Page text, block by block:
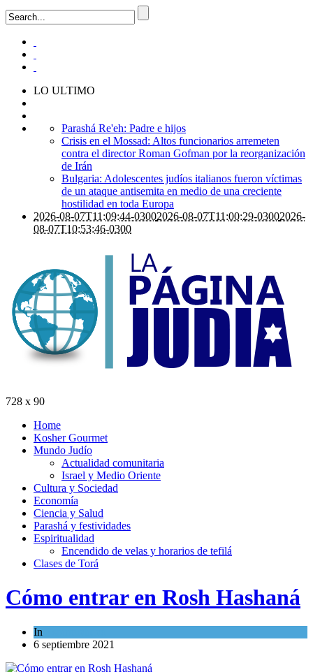
LO ULTIMO
Parashá Re'eh: Padre e hijos
Crisis en el Mossad: Altos funcionarios arremeten
contra el director Roman Gofman por la reorganización
de Irán
Bulgaria: Adolescentes judíos italianos fueron víctimas
de un ataque antisemita en medio de una creciente
hostilidad en toda Europa
2026-08-07T11:09:44-03002026-08-07T11:00:29-03002026-
08-07T10:53:46-0300
728 x 90
Home
Kosher Gourmet
Mundo Judío
Actualidad comunitaria
Israel y Medio Oriente
Cultura y Sociedad
Economía
Ciencia y Salud
Parashá y festividades
Espiritualidad
Encendido de velas y horarios de tefilá
Clases de Torá
Cómo entrar en Rosh Hashaná
In
6 septiembre 2021